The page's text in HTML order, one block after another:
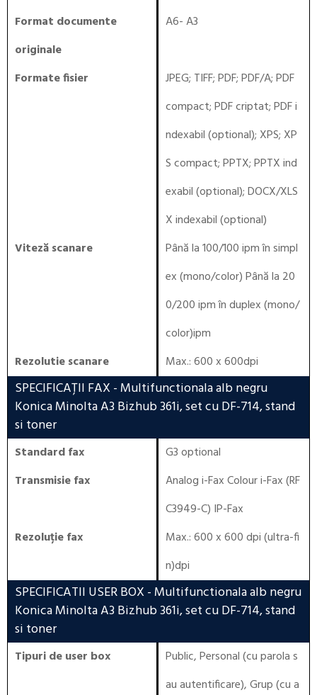
Format documente
originale
A6- A3
Formate fisier
JPEG; TIFF; PDF; PDF/A; PDF
compact; PDF criptat; PDF i
ndexabil (optional); XPS; XP
S compact; PPTX; PPTX ind
exabil (optional); DOCX/XLS
X indexabil (optional)
Viteză scanare
Până la 100/100 ipm în simpl
ex (mono/color) Până la 20
0/200 ipm în duplex (mono/
color)ipm
Rezolutie scanare
Max.: 600 x 600dpi
SPECIFICAȚII FAX - Multifunctionala alb negru
Konica Minolta A3 Bizhub 361i, set cu DF-714, stand
si toner
Standard fax
G3 optional
Transmisie fax
Analog i-Fax Colour i-Fax (RF
C3949-C) IP-Fax
Rezoluție fax
Max.: 600 x 600 dpi (ultra-fi
n)dpi
SPECIFICATII USER BOX - Multifunctionala alb negru
Konica Minolta A3 Bizhub 361i, set cu DF-714, stand
si toner
Tipuri de user box
Public, Personal (cu parola s
au autentificare), Grup (cu a